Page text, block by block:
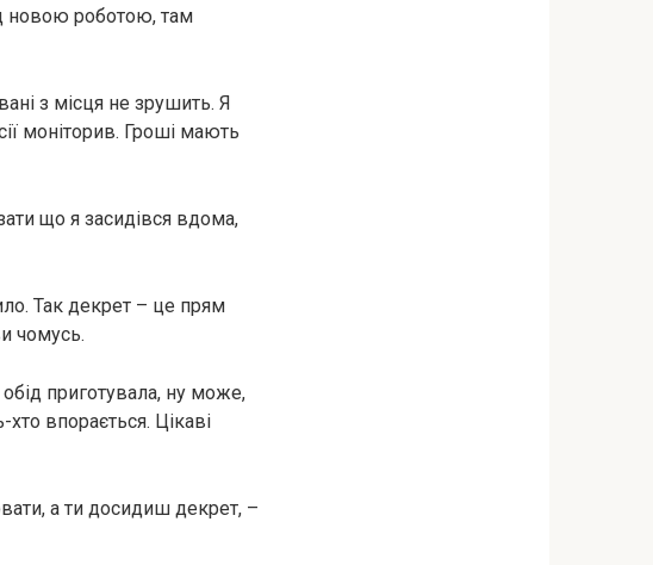
новою роботою, там
з місця не зрушить. Я
моніторив. Гроші мають
що я засидівся вдома,
Так декрет – це прям
чомусь.
приготувала, ну може,
впорається. Цікаві
а ти досидиш декрет, –